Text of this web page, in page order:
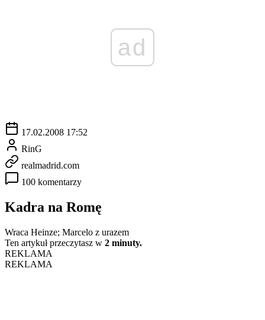
ad
17.02.2008 17:52
RinG
realmadrid.com
100 komentarzy
Kadra na Romę
Wraca Heinze; Marcelo z urazem
Ten artykuł przeczytasz w 2 minuty.
REKLAMA
REKLAMA